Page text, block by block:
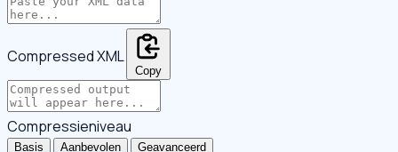
Compressed XML
Copy
Compressieniveau
Basis Aanbevolen Geavanceerd